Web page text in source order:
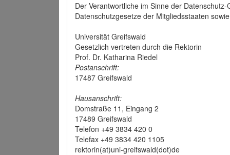
Der Verantwortliche im Sinne der
Datenschutzgesetze der Mitgliedsstaaten
Universität Greifswald
Gesetzlich vertreten durch die Rektorin
Prof. Dr. Katharina Riedel
Postanschrift:
17487 Greifswald
Hausanschrift:
Domstraße 11, Eingang 2
17489 Greifswald
Telefon +49 3834 420 0
Telefax +49 3834 420 1105
rektorin(at)uni-greifswald(dot)de